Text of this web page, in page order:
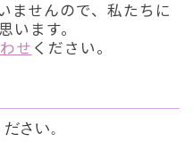
ませんので、私たちに
います。
せ ください。
さい。